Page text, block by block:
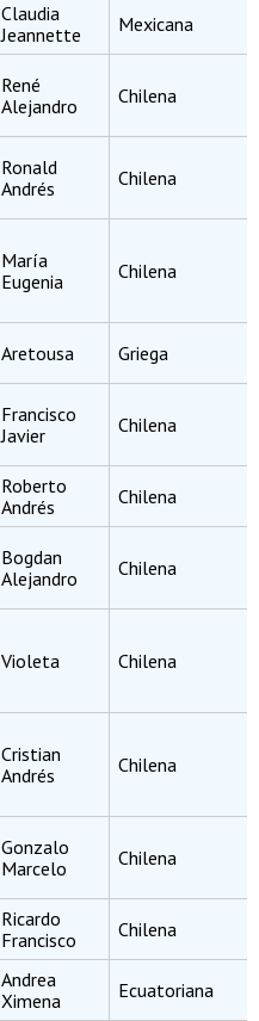
Claudia
Jeannette
Mexicana
René
Alejandro
Chilena
Ronald
Andrés
Chilena
María
Eugenia
Chilena
Aretousa Griega
Francisco
Javier
Chilena
Roberto
Andrés
Chilena
Bogdan
Alejandro
Chilena
Violeta Chilena
Cristian
Andrés
Chilena
Gonzalo
Marcelo
Chilena
Ricardo
Francisco
Chilena
Andrea
Ximena
Ecuatoriana